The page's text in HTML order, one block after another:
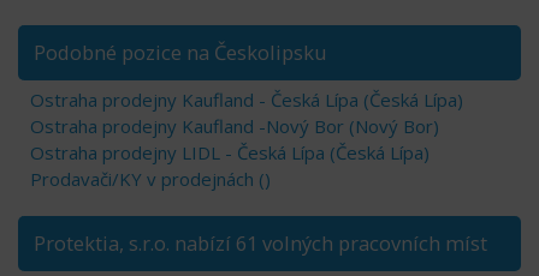
Podobné pozice na Českolipsku
Ostraha prodejny Kaufland - Česká Lípa (Česká Lípa)
Ostraha prodejny Kaufland -Nový Bor (Nový Bor)
Ostraha prodejny LIDL - Česká Lípa (Česká Lípa)
Prodavači/KY v prodejnách ()
Protektia, s.r.o. nabízí 61 volných pracovních míst